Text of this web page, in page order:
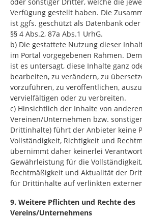
Verfügung gestellt haben. Die
ist ggfs. geschützt als Datenbank
§§ 4 Abs.2, 87a Abs.1 UrhG.
b) Die gestattete Nutzung dieser
im Portal vorgegebenen Rahmen.
ist es untersagt, diese Inhalte ganz
bearbeiten, zu verändern, zu
vorzuführen, zu veröffentlichen,
vervielfältigen oder zu verbreiten.
c) Hinsichtlich der Inhalte von anderen
Vereinen/Unternehmen bzw.
Drittinhalte) führt der Anbieter keine
Vollständigkeit, Richtigkeit und
übernimmt daher keinerlei
Gewährleistung für die
Rechtmäßigkeit und Aktualität der
für Drittinhalte auf verlinkten
9. Weitere Pflichten und Rechte des
Vereins/Unternehmens